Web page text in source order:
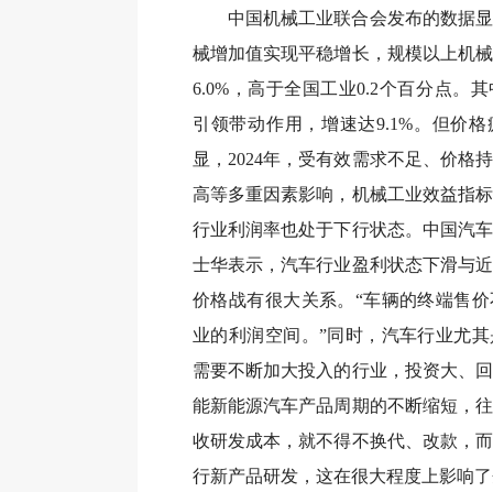
中国机械工业联合会发布的数据
械增加值实现平稳增长，规模以上机
6.0%，高于全国工业0.2个百分点。
引领带动作用，增速达9.1%。但价
显，2024年，受有效需求不足、价格
高等多重因素影响，机械工业效益指
行业利润率也处于下行状态。中国汽
士华表示，汽车行业盈利状态下滑与
价格战有很大关系。“车辆的终端售
业的利润空间。”同时，汽车行业尤
需要不断加大投入的行业，投资大、
能新能源汽车产品周期的不断缩短，
收研发成本，就不得不换代、改款，
行新产品研发，这在很大程度上影响